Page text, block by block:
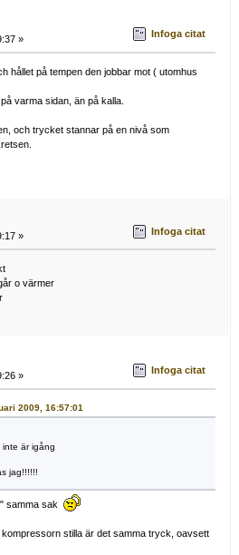
» Infoga citat
hållet på tempen den jobbar mot ( utomhus
varma sidan, än på kalla.
och trycket stannar på en nivå som
» Infoga citat
o värmer
» Infoga citat
2009, 16:57:01
inte är igång
jag!!!!!!
samma sak
stilla är det samma tryck, oavsett